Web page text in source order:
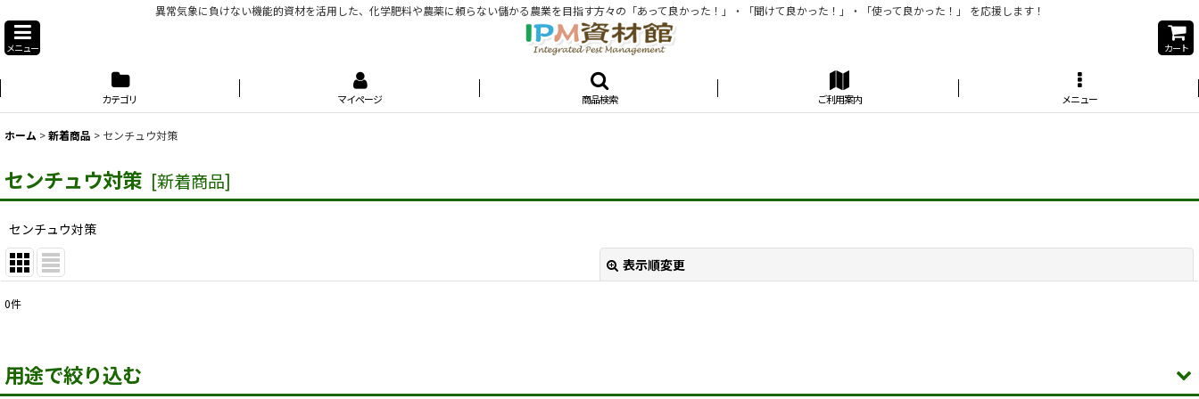
異常気象に負けない機能的資材を活用した、化学肥料や農薬に頼らない儲かる農業を目指す方々の「あって良かった！」・「聞けて良かった！」・「使って良かった！」 を応援します！
メニュー カート
カテゴリ マイページ 商品検索 ご利用案内 メニュー
ホーム >新着商品 > センチュウ対策
センチュウ対策 [新着商品]
センチュウ対策
表示順変更
並び順:
0件
用途で絞り込む